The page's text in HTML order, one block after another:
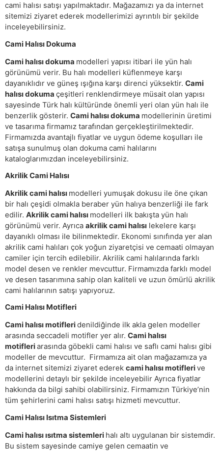
cami halısı satışı yapılmaktadır. Mağazamızı ya da internet
sitemizi ziyaret ederek modellerimizi ayrıntılı bir şekilde
inceleyebilirsiniz.
Cami Halısı Dokuma
Cami halısı dokuma modelleri yapısı itibari ile yün halı
görünümü verir. Bu halı modelleri küflenmeye karşı
dayanıklıdır ve güneş ışığına karşı direnci yüksektir. Cami
halısı dokuma çeşitleri renklendirmeye müsait olan yapısı
sayesinde Türk halı kültüründe önemli yeri olan yün halı ile
benzerlik gösterir. Cami halısı dokuma modellerinin üretimi
ve tasarıma firmamız tarafından gerçekleştirilmektedir.
Firmamızda avantajlı fiyatlar ve uygun ödeme koşulları ile
satışa sunulmuş olan dokuma cami halılarını
kataloglarımızdan inceleyebilirsiniz.
Akrilik Cami Halısı
Akrilik cami halısı modelleri yumuşak dokusu ile öne çıkan
bir halı çeşidi olmakla beraber yün halıya benzerliği ile fark
edilir. Akrilik cami halısı modelleri ilk bakışta yün halı
görünümü verir. Ayrıca akrilik cami halısı lekelere karşı
dayanıklı olması ile bilinmektedir. Ekonomi sınıfında yer alan
akrilik cami halıları çok yoğun ziyaretçisi ve cemaati olmayan
camiler için tercih edilebilir. Akrilik cami halılarında farklı
model desen ve renkler mevcuttur. Firmamızda farklı model
ve desen tasarımına sahip olan kaliteli ve uzun ömürlü akrilik
cami halılarının satışı yapıyoruz.
Cami Halısı Motifleri
Cami halısı motifleridenildiğinde ilk akla gelen modeller
arasında seccadeli motifler yer alır. Cami halısı
motifleriarasında göbekli cami halısı ve saflı cami halısı gibi
modeller de mevcuttur. Firmamıza ait olan mağazamıza ya
da internet sitemizi ziyaret ederek cami halısı motiflerive
modellerini detaylı bir şekilde inceleyebilir Ayrıca fiyatlar
hakkında da bilgi sahibi olabilirsiniz. Firmamızın Türkiye’nin
tüm şehirlerini cami halısı satışı hizmeti mevcuttur.
Cami Halısı Isıtma Sistemleri
Cami halısı ısıtma sistemleri halı altı uygulanan bir sistemdir.
Bu sistem sayesinde camiye gelen cemaatin ve